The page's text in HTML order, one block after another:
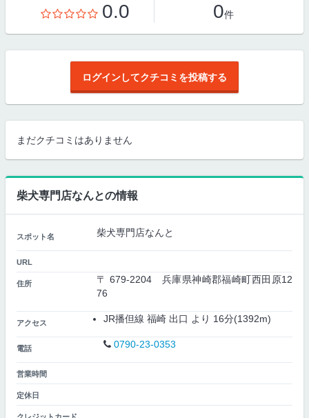
0.0 0件
ログインしてクチコミを投稿する
まだクチコミはありません
柴犬専門店なんとの情報
スポット名 柴犬専門店なんと
URL
住所
〒 679-2204 兵庫県神崎郡福崎町西田原12
76
アクセス JR播但線 福崎 出口 より 16分(1392m)
電話 0790-23-0353
営業時間
定休日